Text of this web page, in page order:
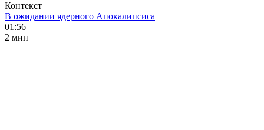
Контекст
В ожидании ядерного Апокалипсиса
01:56
2 мин